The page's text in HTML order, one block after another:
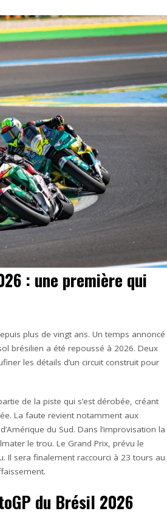
: une première qui
plus de vingt ans. Un temps annoncé
brésilien a été repoussé à 2026. Deux
les détails d’un circuit construit pour
de la piste qui s’est dérobée, créant
La faute revient notamment aux
du Sud. Dans l’improvisation la
le trou. Le Grand Prix, prévu le
Il sera finalement raccourci à 23 tours au
du Brésil 2026